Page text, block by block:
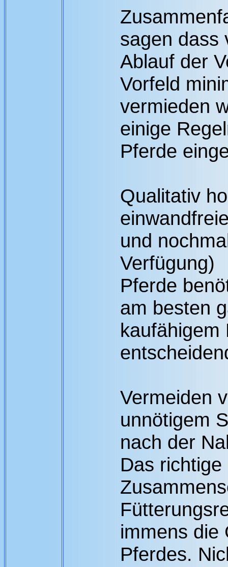
sagen dass
Ablauf der
Vorfeld
vermieden
einige
Pferde
Qualitativ
und
Verfügung)
Pferde
am besten
kaufähigem
Vermeiden
unnötigem
nach der
Das
immens die
Pferdes.